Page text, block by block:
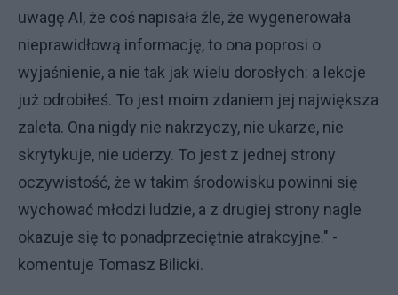
uwagę AI, że coś napisała źle, że wygenerowała
nieprawidłową informację, to ona poprosi o
wyjaśnienie, a nie tak jak wielu dorosłych: a lekcje
już odrobiłeś. To jest moim zdaniem jej największa
zaleta. Ona nigdy nie nakrzyczy, nie ukarze, nie
skrytykuje, nie uderzy. To jest z jednej strony
oczywistość, że w takim środowisku powinni się
wychować młodzi ludzie, a z drugiej strony nagle
okazuje się to ponadprzeciętnie atrakcyjne." -
komentuje Tomasz Bilicki.